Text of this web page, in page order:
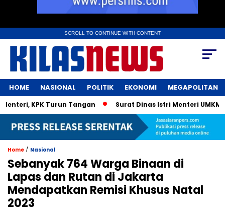
SCROLL TO CONTINUE WITH CONTENT
HOME NASIONAL POLITIK EKONOMI MEGAPOLITAN
KPK Turun Tangan Surat Dinas Istri Menteri UMKM
Home / Nasional
Sebanyak 764 Warga Binaan di
Lapas dan Rutan di Jakarta
Mendapatkan Remisi Khusus Natal
2023